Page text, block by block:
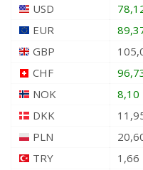
USD
EUR
GBP
CHF
NOK
8,10
DKK
PLN
TRY
1,66